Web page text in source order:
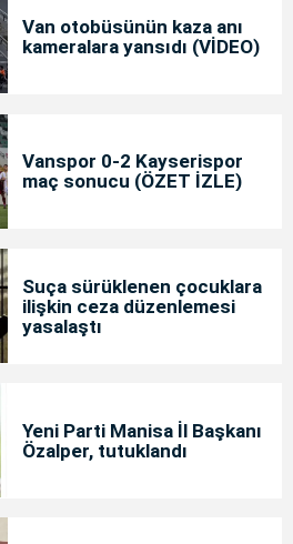
Van otobüsünün kaza anı
kameralara yansıdı (VİDEO)
Vanspor 0-2 Kayserispor
maç sonucu (ÖZET İZLE)
Suça sürüklenen çocuklara
ilişkin ceza düzenlemesi
yasalaştı
Yeni Parti Manisa İl Başkanı
Özalper, tutuklandı